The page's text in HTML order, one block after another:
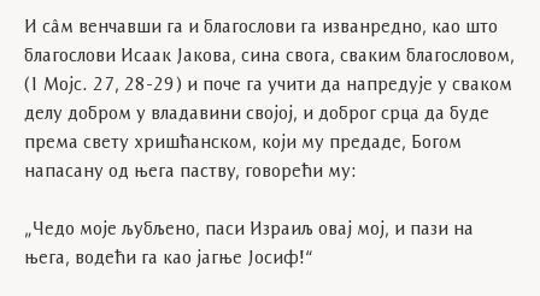
И сâм венчавши га и благослови га изванредно, као што
благослови Исаак Јакова, сина свога, сваким благословом,
(І Мојс. 27, 28-29) и поче га учити да напредује у сваком
делу добром у владавини својој, и доброг срца да буде
према свету хришћанском, који му предаде, Богом
напасану од њега паству, говорећи му:
„Чедо моје љубљено, паси Израиљ овај мој, и пази на
њега, водећи га као јагње Јосиф!“